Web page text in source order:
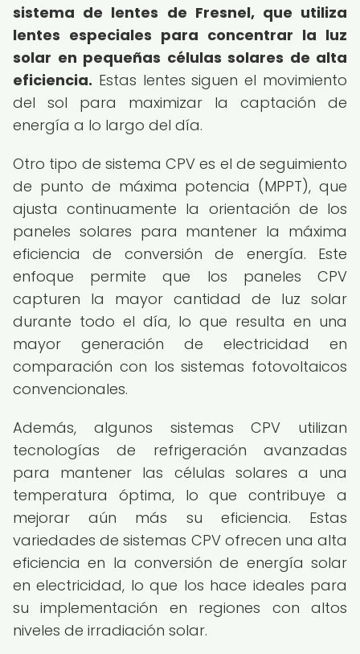
sistema de lentes de Fresnel, que utiliza
lentes especiales para concentrar la luz
solar en pequeñas células solares de alta
eficiencia. Estas lentes siguen el movimiento
del sol para maximizar la captación de
energía a lo largo del día.
Otro tipo de sistema CPV es el de seguimiento
de punto de máxima potencia (MPPT), que
ajusta continuamente la orientación de los
paneles solares para mantener la máxima
eficiencia de conversión de energía. Este
enfoque permite que los paneles CPV
capturen la mayor cantidad de luz solar
durante todo el día, lo que resulta en una
mayor generación de electricidad en
comparación con los sistemas fotovoltaicos
convencionales.
Además, algunos sistemas CPV utilizan
tecnologías de refrigeración avanzadas
para mantener las células solares a una
temperatura óptima, lo que contribuye a
mejorar aún más su eficiencia. Estas
variedades de sistemas CPV ofrecen una alta
eficiencia en la conversión de energía solar
en electricidad, lo que los hace ideales para
su implementación en regiones con altos
niveles de irradiación solar.